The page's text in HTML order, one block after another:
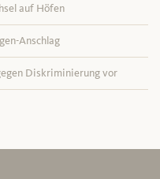
auf Höfen
Anschlag
Diskriminierung vor